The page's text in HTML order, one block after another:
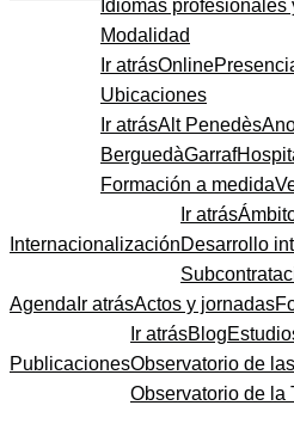
Idiomas
Modalidad
Ir atrásOnline
Ubicaciones
Ir atrásAlt Penedès
BerguedàGarraf
Formación a medida
Internacionalización
Ir atrás
Desarrollo
Agenda Ir atrásActos y jornadas
Publicaciones
Ir atrásBlog
Observatorio de
Observatorio de la